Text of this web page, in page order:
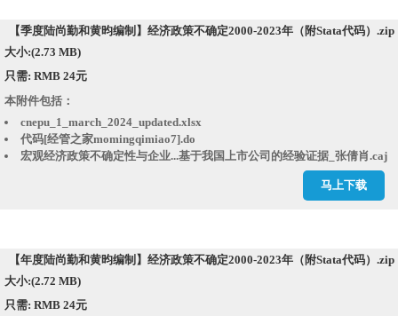
【季度陆尚勤和黄昀编制】经济政策不确定2000-2023年（附Stata代码）.zip
大小:(2.73 MB)
只需: RMB 24元
马上下载
本附件包括：
cnepu_1_march_2024_updated.xlsx
代码[经管之家momingqimiao7].do
宏观经济政策不确定性与企业...基于我国上市公司的经验证据_张倩肖.caj
经济政策不确定性、融资约束...来自中国上市公司的经验证据_段梅.caj
经济政策不确定性与创新——基于我国上市公司的实证分析_顾夏铭.caj
结果.xlsx
【年度陆尚勤和黄昀编制】经济政策不确定2000-2023年（附Stata代码）.zip
大小:(2.72 MB)
只需: RMB 24元